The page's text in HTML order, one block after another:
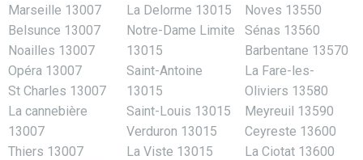
Marseille 13007
Belsunce 13007
Noailles 13007
Opéra 13007
St Charles 13007
La cannebière
13007
Thiers 13007
La Delorme 13015
Notre-Dame Limite
13015
Saint-Antoine
13015
Saint-Louis 13015
Verduron 13015
La Viste 13015
Noves 13550
Sénas 13560
Barbentane 13570
La Fare-les-
Oliviers 13580
Meyreuil 13590
Ceyreste 13600
La Ciotat 13600